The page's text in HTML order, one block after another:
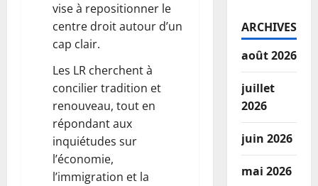
vise à repositionner le
centre droit autour d’un
cap clair.
Les LR cherchent à
concilier tradition et
renouveau, tout en
répondant aux
inquiétudes sur
l’économie,
l’immigration et la
ARCHIVES
août 2026
juillet
2026
juin 2026
mai 2026